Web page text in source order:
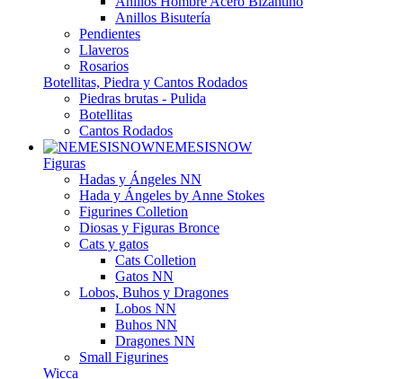
Anillos Bisutería
Pendientes
Llaveros
Rosarios
Botellitas, Piedra y Cantos Rodados
Piedras brutas - Pulida
Botellitas
Cantos Rodados
NEMESISNOW
Figuras
Hadas y Ángeles NN
Hada y Ángeles by Anne Stokes
Figurines Colletion
Diosas y Figuras Bronce
Cats y gatos
Cats Colletion
Gatos NN
Lobos, Buhos y Dragones
Lobos NN
Buhos NN
Dragones NN
Small Figurines
Wicca